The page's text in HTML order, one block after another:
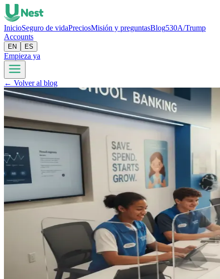
InicioSeguro de vidaPreciosMisión y preguntasBlog530A/Trump
Accounts
EN ES
Empieza ya
← Volver al blog